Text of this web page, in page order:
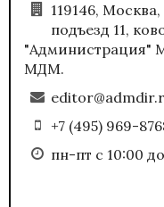
119146,
подъезд 11,
"Администрация"
МДМ.
+7 (495) 969-
пн-пт с 10:00